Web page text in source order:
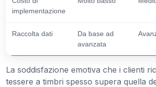
implementazione
Raccolta dati
Da base ad
avanzata
La soddisfazione emotiva che i clienti
tessere a timbri spesso supera quella